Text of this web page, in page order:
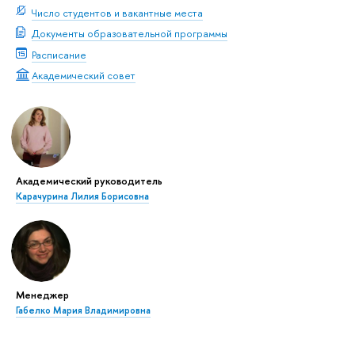
Число студентов и вакантные места
Документы образовательной программы
Расписание
Академический совет
Академический руководитель
Карачурина Лилия Борисовна
Менеджер
Габелко Мария Владимировна